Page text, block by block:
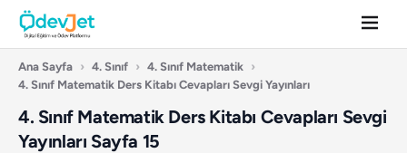
Ana Sayfa › 4. Sınıf › 4. Sınıf Matematik ›
4. Sınıf Matematik Ders Kitabı Cevapları Sevgi Yayınları
4. Sınıf Matematik Ders Kitabı Cevapları Sevgi
Yayınları Sayfa 15